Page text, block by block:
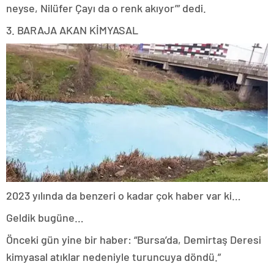
neyse, Nilüfer Çayı da o renk akıyor’” dedi.
3. BARAJA AKAN KİMYASAL
2023 yılında da benzeri o kadar çok haber var ki…
Geldik bugüne…
Önceki gün yine bir haber: “Bursa’da, Demirtaş Deresi
kimyasal atıklar nedeniyle turuncuya döndü.”